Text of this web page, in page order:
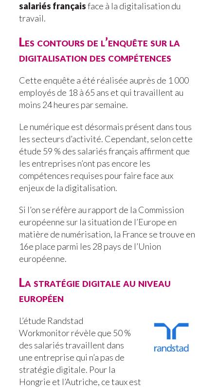
salariés françaisface à la digitalisation du
travail.
Les contours de l’enquête sur la
digitalisation des compétences
Cette enquête a été réalisée auprès de 1 000
employés de 18 à 65 ans et qui travaillent au
moins 24 heures par semaine.
Le numérique est désormais présent dans tous
les secteurs d’activité. Cependant, selon cette
étude 59 % des salariés français affirment que
les entreprises n’ont pas encore les
compétences requises pour faire face aux
enjeux de la digitalisation.
Si l’on se réfère au rapport de la Commission
européenne sur la situation de l’Europe en
matière de numérisation, la France se trouve en
16e place parmi les 28 pays de l’Union
européenne.
La stratégie digitale au niveau
européen
L’étude Randstad
Workmonitor révèle que 50 %
des salariés travaillent dans
une entreprise qui n’a pas de
stratégie digitale. Pour la
Hongrie et l’Autriche, ce taux est